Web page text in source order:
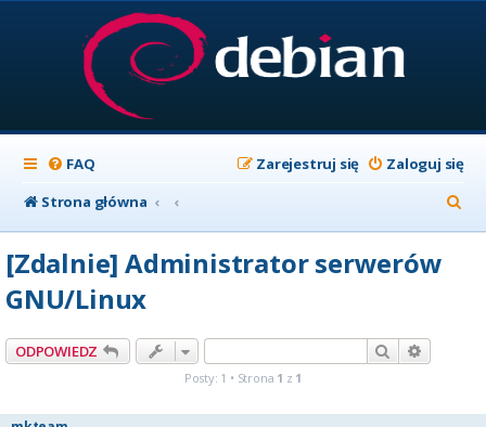
FAQ Zaloguj się
Zarejestruj się
Strona główna
z
[Zdalnie] Administrator serwerów
GNU/Linux
ODPOWIEDZ Szukaj
Posty: 1 • Strona 1 z 1